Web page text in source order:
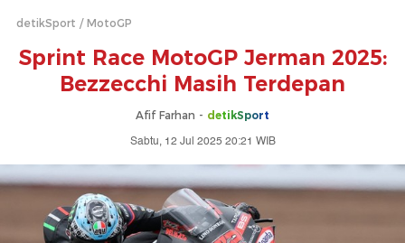
detikSport MotoGP
Sprint Race MotoGP Jerman 2025:
Bezzecchi Masih Terdepan
Afif Farhan - detikSport
Sabtu, 12 Jul 2025 20:21 WIB